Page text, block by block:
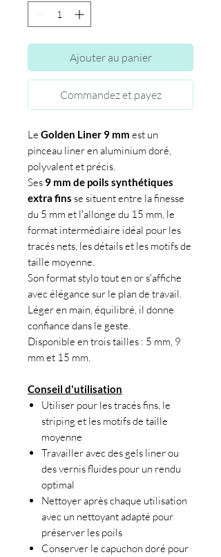
Ajouter au panier
Commandez et payez
Le Golden Liner 9 mm est un
pinceau liner en aluminium doré,
polyvalent et précis.
Ses 9 mm de poils synthétiques
extra fins se situent entre la finesse
du 5 mm et l'allonge du 15 mm, le
format intermédiaire idéal pour les
tracés nets, les détails et les motifs de
taille moyenne.
Son format stylo tout en or s'affiche
avec élégance sur le plan de travail.
Léger en main, équilibré, il donne
confiance dans le geste.
Disponible en trois tailles : 5 mm, 9
mm et 15 mm.
Conseil d'utilisation
Utiliser pour les tracés fins, le
striping et les motifs de taille
moyenne
Travailler avec des gels liner ou
des vernis fluides pour un rendu
optimal
Nettoyer après chaque utilisation
avec un nettoyant adapté pour
préserver les poils
Conserver le capuchon doré pour